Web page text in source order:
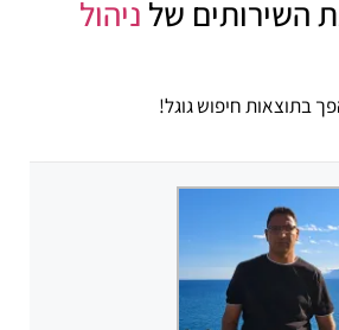
השירותים של ניהול
בתוצאות חיפוש גוגל!